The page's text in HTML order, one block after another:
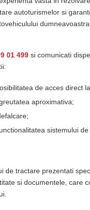
autoturismelor si
01 499 si comunicati
de acces direct
aproximativa;
sistemului
de tractare prezentati
si documentele, care